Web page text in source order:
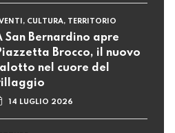
CULTURA, TERRITORIO
San Bernardino apre
Brocco, il nuovo
nel cuore del
14 LUGLIO 2026